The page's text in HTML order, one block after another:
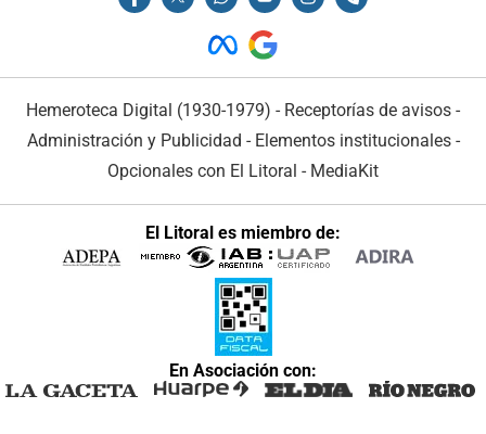
Hemeroteca Digital (1930-1979) - Receptorías de avisos -
Administración y Publicidad - Elementos institucionales-
Opcionales con El Litoral - MediaKit
El Litoral es miembro de:
En Asociación con: